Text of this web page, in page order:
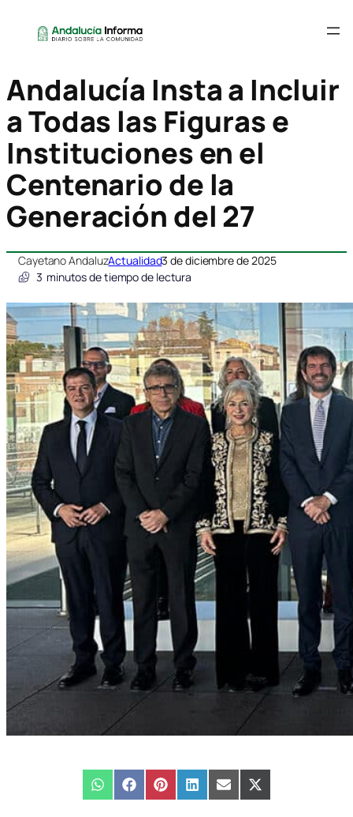
Andalucía Insta a Incluir
a Todas las Figuras e
Instituciones en el
Centenario de la
Generación del 27
Cayetano AndaluzActualidad3 de diciembre de 2025
3 minutos de tiempo de lectura
Compartir
en
WhatsAppCompartir
en
FacebookCompartir
en
PinterestCompartir
en
LinkedInCompartir
en
EmailCompartir
en
X
(Twitter)